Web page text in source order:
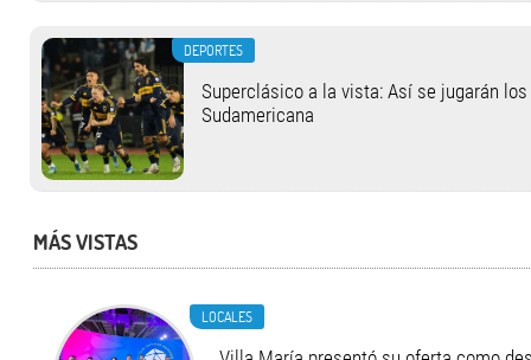
DEPORTES
Superclásico a la vista: Así se jugarán
Sudamericana
MÁS VISTAS
LOCALES